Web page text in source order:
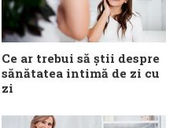
Ce ar trebui să știi despre
sănătatea intimă de zi cu
zi